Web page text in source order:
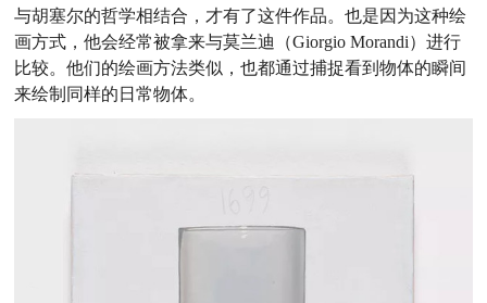
与胡塞尔的哲学相结合，才有了这件作品。也是因为这种绘
画方式，他会经常被拿来与莫兰迪（Giorgio Morandi）进行
比较。他们的绘画方法类似，也都通过捕捉看到物体的瞬间
来绘制同样的日常物体。